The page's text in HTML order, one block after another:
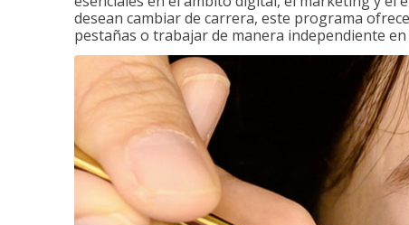
desean cambiar de carrera, este programa
pestañas o trabajar de manera independiente en